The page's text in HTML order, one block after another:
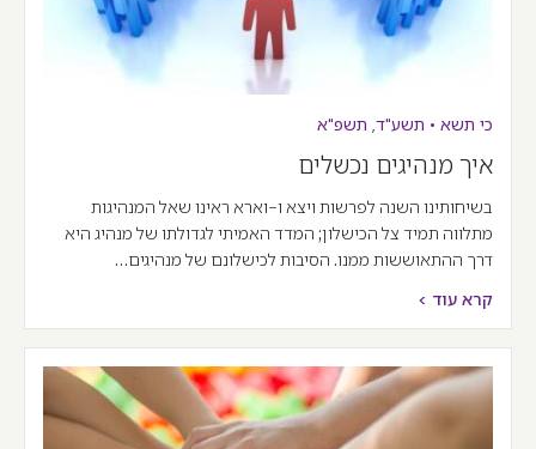
כי תשא • תשע"ד, תשפ"א
איך מנהיגים נכשלים
בשיחותינו השנה לפרשות ויצא ו-וארא ראינו שאל המנהיגות
מתלווה תמיד צל הכישלון; המדד האמיתי לגדולתו של מנהיג היא
דרך ההתאוששות ממנו. הסיבות לכישלונם של מנהיגים…
קרא עוד >